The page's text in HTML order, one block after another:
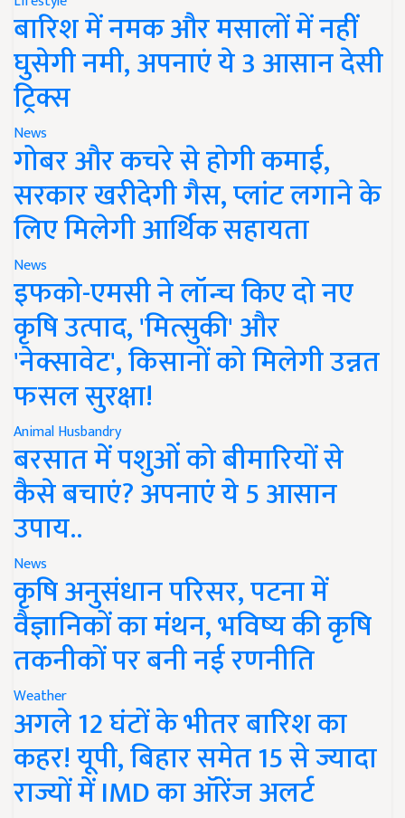
बारिश में नमक और मसालों में नहीं
घुसेगी नमी, अपनाएं ये 3 आसान देसी
ट्रिक्स
News
गोबर और कचरे से होगी कमाई,
सरकार खरीदेगी गैस, प्लांट लगाने के
लिए मिलेगी आर्थिक सहायता
News
इफको-एमसी ने लॉन्च किए दो नए
कृषि उत्पाद, 'मित्सुकी' और
'नेक्सावेट', किसानों को मिलेगी उन्नत
फसल सुरक्षा!
Animal Husbandry
बरसात में पशुओं को बीमारियों से
कैसे बचाएं? अपनाएं ये 5 आसान
उपाय..
News
कृषि अनुसंधान परिसर, पटना में
वैज्ञानिकों का मंथन, भविष्य की कृषि
तकनीकों पर बनी नई रणनीति
Weather
अगले 12 घंटों के भीतर बारिश का
कहर! यूपी, बिहार समेत 15 से ज्यादा
राज्यों में IMD का ऑरेंज अलर्ट